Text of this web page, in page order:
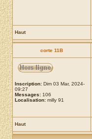
Haut
corte 11B
Inscription: Dim 03 Mar, 2024-
09:27
Messages: 106
Localisation: milly 91
Haut